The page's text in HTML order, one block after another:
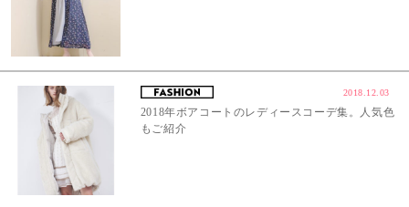
2018.12.03
2018年ボアコートのレディースコーデ集。人気色
もご紹介